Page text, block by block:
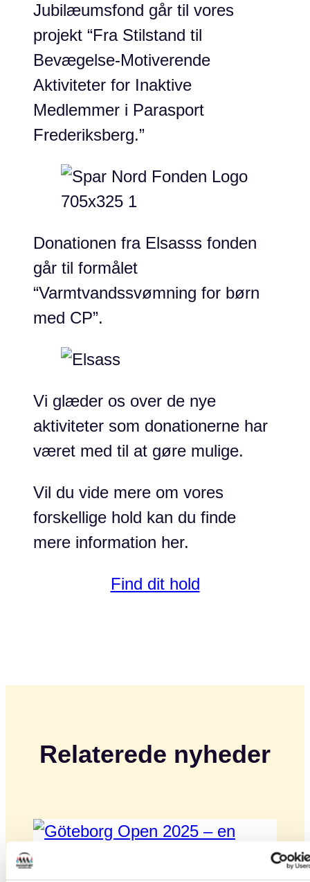
Jubilæumsfond går til vores
projekt “Fra Stilstand til
Bevægelse-Motiverende
Aktiviteter for Inaktive
Medlemmer i Parasport
Frederiksberg.”
Donationen fra Elsasss fonden
går til formålet
“Varmtvandssvømning for børn
med CP”.
Vi glæder os over de nye
aktiviteter som donationerne har
været med til at gøre mulige.
Vil du vide mere om vores
forskellige hold kan du finde
mere information her.
Find dit hold
Relaterede nyheder